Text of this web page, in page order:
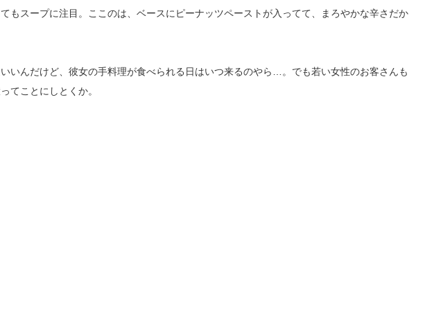
もスープに注目。ここのは、ベースにピーナッツペーストが入ってて、まろやかな辛さだか
いんだけど、彼女の手料理が食べられる日はいつ来るのやら…。でも若い女性のお客さんも
てことにしとくか。